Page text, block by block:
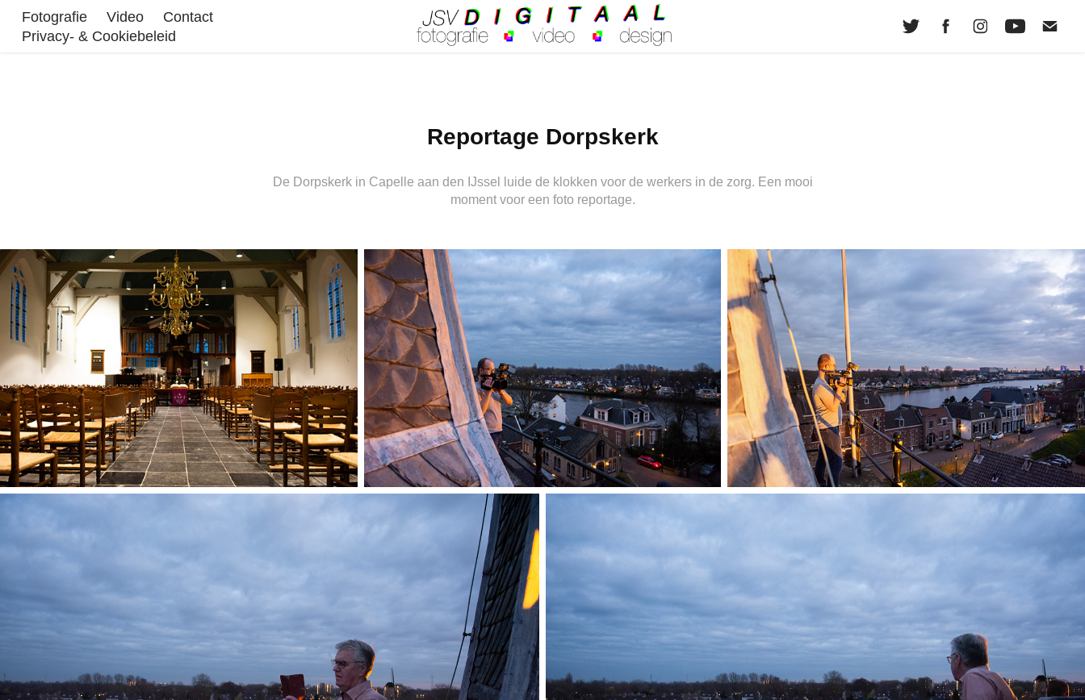
Fotografie Video
Contact
Privacy- & Cookiebeleid
Reportage Dorpskerk
De Dorpskerk in Capelle aan den IJssel luide de klokken voor de werkers in de zorg. Een mooi
moment voor een foto reportage.